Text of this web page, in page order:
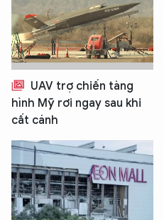
UAV trợ chiến tàng
hình Mỹ rơi ngay sau khi
cất cánh